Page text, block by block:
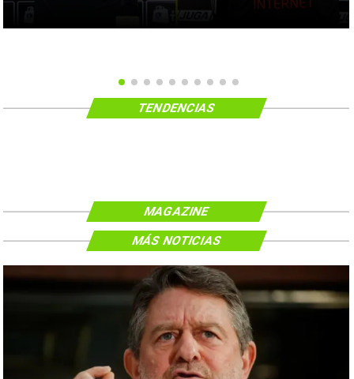
TENDENCIAS
MAGAZINE
MÁS NOTICIAS